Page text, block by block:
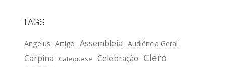
TAGS
Angelus Artigo Assembleia Audiência Geral
Carpina Catequese Celebração Clero